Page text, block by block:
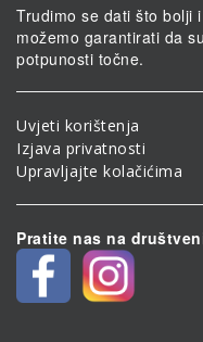
Trudimo se dati što bolji
možemo garantirati da
potpunosti točne.
Uvjeti korištenja
Izjava privatnosti
Upravljajte kolačićima
Pratite nas na